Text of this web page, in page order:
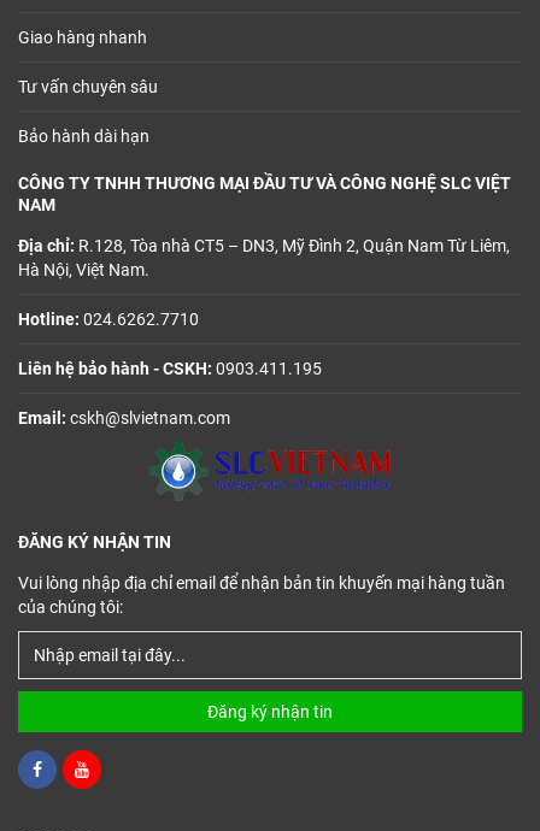
Giao hàng nhanh
Tư vấn chuyên sâu
Bảo hành dài hạn
CÔNG TY TNHH THƯƠNG MẠI ĐẦU TƯ VÀ CÔNG NGHỆ SLC VIỆT
NAM
Địa chỉ: R.128, Tòa nhà CT5 – DN3, Mỹ Đình 2, Quận Nam Từ Liêm,
Hà Nội, Việt Nam.
Hotline: 024.6262.7710
Liên hệ bảo hành - CSKH: 0903.411.195
Email: cskh@slvietnam.com
ĐĂNG KÝ NHẬN TIN
Vui lòng nhập địa chỉ email để nhận bản tin khuyến mại hàng tuần
của chúng tôi:
Đăng ký nhận tin